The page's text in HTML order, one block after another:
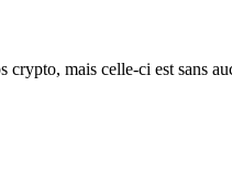
crypto, mais celle-ci est sans